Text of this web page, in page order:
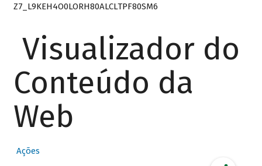
Z7_L9KEH4O0LORH80ALCLTPF80SM6
Visualizador do
Conteúdo da
Web
Ações